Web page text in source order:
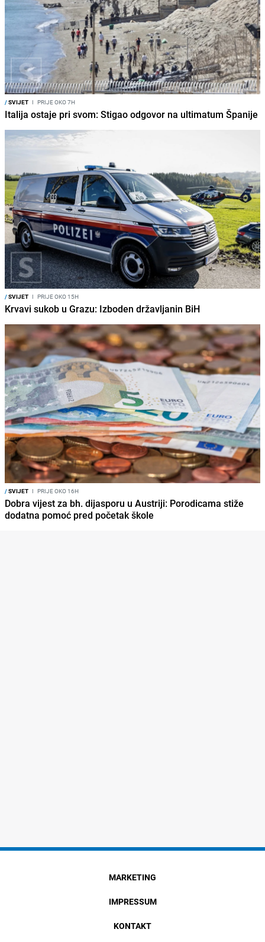
/SVIJET I PRIJE OKO 7H
Italija ostaje pri svom: Stigao odgovor na ultimatum Španije
/SVIJET I PRIJE OKO 15H
Krvavi sukob u Grazu: Izboden državljanin BiH
/SVIJET I PRIJE OKO 16H
Dobra vijest za bh. dijasporu u Austriji: Porodicama stiže
dodatna pomoć pred početak škole
MARKETING
IMPRESSUM
KONTAKT